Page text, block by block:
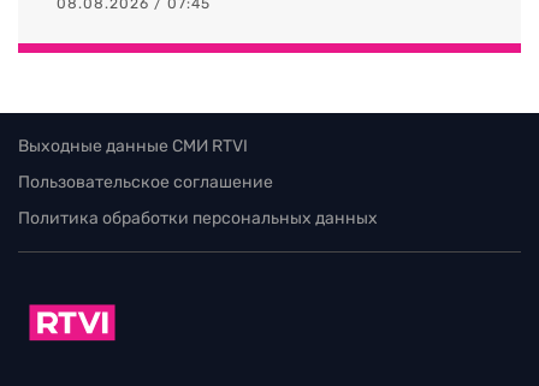
Выходные данные СМИ RTVI
Пользовательское соглашение
Политика обработки персональных данных